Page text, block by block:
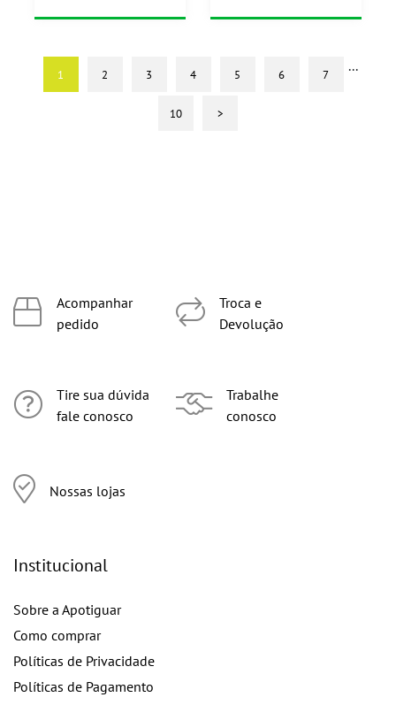
1 2 3 4 5 6 7 ...
10 >
Acompanhar
pedido
Tire sua dúvida
fale conosco
Nossas lojas
Troca e
Devolução
Trabalhe
conosco
Institucional
Sobre a Apotiguar
Como comprar
Políticas de Privacidade
Políticas de Pagamento